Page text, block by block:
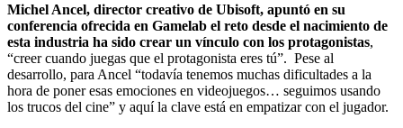
Michel Ancel, director creativo de Ubisoft, apuntó en su
conferencia ofrecida en Gamelab el reto desde el nacimiento de
esta industria ha sido crear un vínculo con los protagonistas,
“creer cuando juegas que el protagonista eres tú”. Pese al
desarrollo, para Ancel “todavía tenemos muchas dificultades a la
hora de poner esas emociones en videojuegos… seguimos usando
los trucos del cine” y aquí la clave está en empatizar con el jugador.